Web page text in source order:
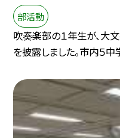
部活動
吹奏楽部の１年生が、大
を披露しました。市内５中